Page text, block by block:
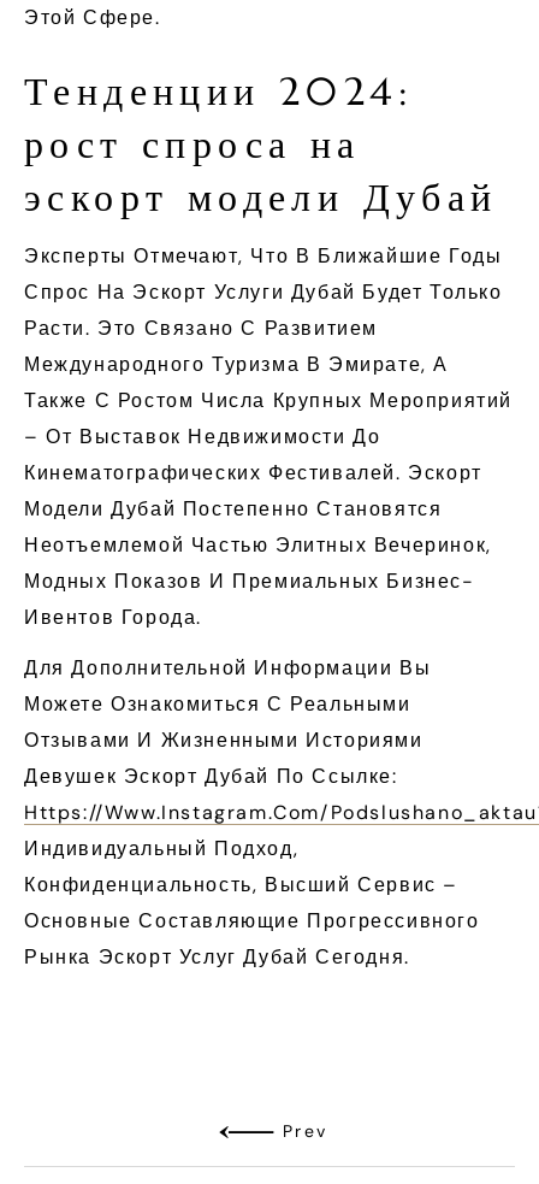
Этой Сфере.
Тенденции 2024:
рост спроса на
эскорт модели Дубай
Эксперты Отмечают, Что В Ближайшие Годы
Спрос На Эскорт Услуги Дубай Будет Только
Расти. Это Связано С Развитием
Международного Туризма В Эмирате, А
Также С Ростом Числа Крупных Мероприятий
– От Выставок Недвижимости До
Кинематографических Фестивалей. Эскорт
Модели Дубай Постепенно Становятся
Неотъемлемой Частью Элитных Вечеринок,
Модных Показов И Премиальных Бизнес-
Ивентов Города.
Для Дополнительной Информации Вы
Можете Ознакомиться С Реальными
Отзывами И Жизненными Историями
Девушек Эскорт Дубай По Ссылке:
Https://www.instagram.com/
Индивидуальный Подход,
Конфиденциальность, Высший Сервис –
Основные Составляющие Прогрессивного
Рынка Эскорт Услуг Дубай Сегодня.
Prev